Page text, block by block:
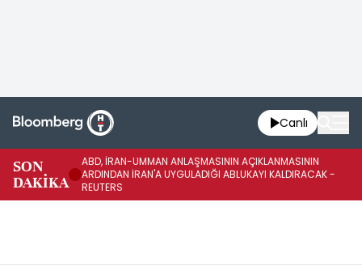
Canlı
SON
DAKİKA
ABD, İRAN-UMMAN ANLAŞMASININ AÇIKLANMASININ
ARDINDAN İRAN'A UYGULADIĞI ABLUKAYI KALDIRACAK -
REUTERS